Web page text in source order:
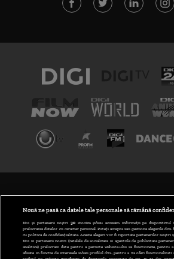
ABONARE DIGI TV
GESTIONAȚI
Nouă ne pasă ca datele tale personale să rămână
Noi și partenerii noștri 30stocăm și/sau accesăm informații pe
prelucrarea datelor cu caracter personal. Puteți accepta sau gestiona alegerile
cu politica de confidențialitate. Aceste alegeri vor fi raportate partenerilor noștri
Noi si partenerii nostri (retelele de socializare si agentiile de publicitate
analitice) prelucram date pentru a permite website-ului sa functioneze,
afisate in functie de interesele si/sau profilul dvs., pentru a va oferi functionalitati